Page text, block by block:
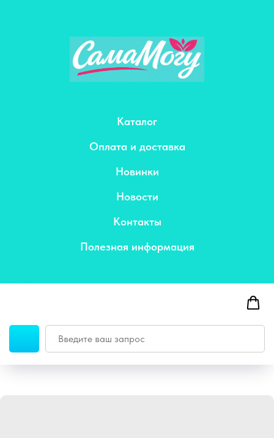
Каталог
Оплата и доставка
Новинки
Новости
Контакты
Полезная информация